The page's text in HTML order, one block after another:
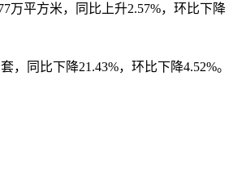
万平方米，同比上升2.57%，环比下降
，同比下降21.43%，环比下降4.52%。